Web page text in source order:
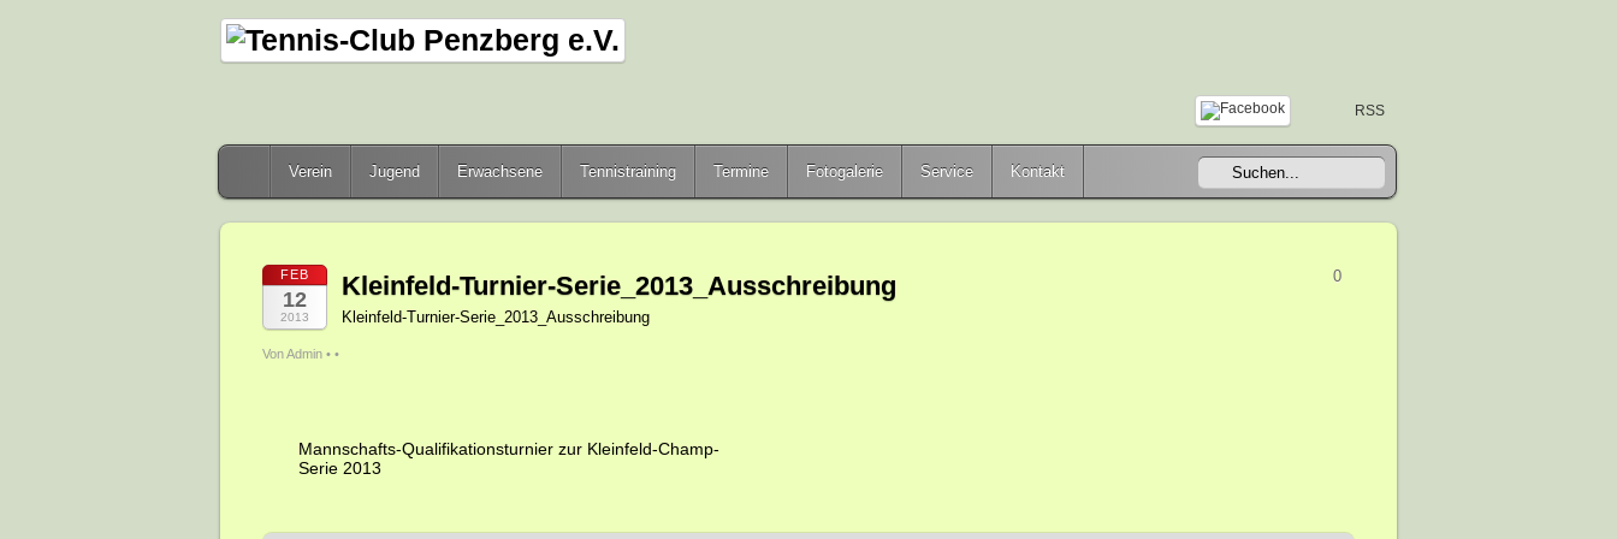
RSS
Verein Jugend Erwachsene Tennistraining Termine Fotogalerie Service Kontakt
FEB
12
2013
Kleinfeld-Turnier-Serie_2013_Ausschreibung
Kleinfeld-Turnier-Serie_2013_Ausschreibung
Von Admin • •
0
Mannschafts-Qualifikationsturnier zur Kleinfeld-Champ-
Serie 2013